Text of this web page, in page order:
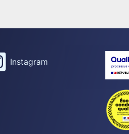
Instagram